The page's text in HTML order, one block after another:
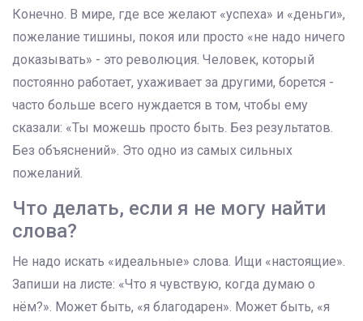
Конечно. В мире, где все желают «успеха» и «деньги»,
пожелание тишины, покоя или просто «не надо ничего
доказывать» - это революция. Человек, который
постоянно работает, ухаживает за другими, борется -
часто больше всего нуждается в том, чтобы ему
сказали: «Ты можешь просто быть. Без результатов.
Без объяснений». Это одно из самых сильных
пожеланий.
Что делать, если я не могу найти
слова?
Не надо искать «идеальные» слова. Ищи «настоящие».
Запиши на листе: «Что я чувствую, когда думаю о
нём?». Может быть, «я благодарен». Может быть, «я